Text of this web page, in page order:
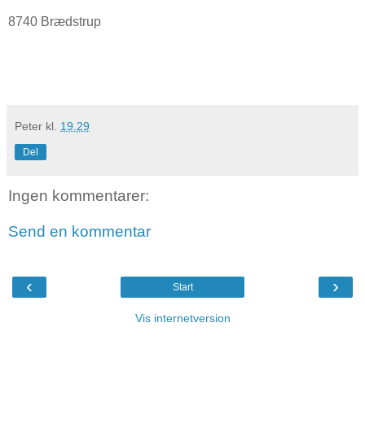
8740 Brædstrup
Peter kl. 19.29
Del
Ingen kommentarer:
Send en kommentar
‹ ›
Start
Vis internetversion